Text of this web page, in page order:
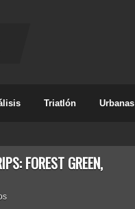
Triatlón Urbanas
FOREST GREEN,